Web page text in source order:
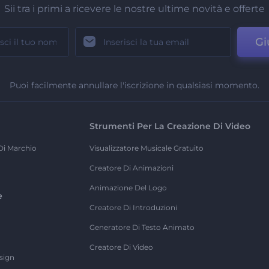
Sii tra i primi a ricevere le nostre ultime novità e offerte
Puoi facilmente annullare l'iscrizione in qualsiasi momento.
Marchio
Strumenti Per La Creazione Di Video
Visualizzatore Musicale Gratuito
Creatore Di Animazioni
Animazione Del Logo
Creatore Di Introduzioni
Generatore Di Testo Animato
Creatore Di Video